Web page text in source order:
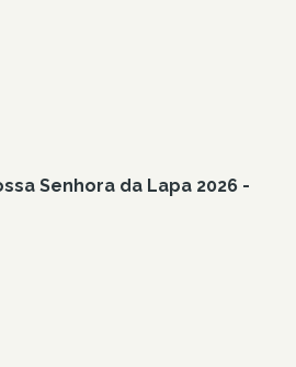
Senhora da Lapa 2026 -